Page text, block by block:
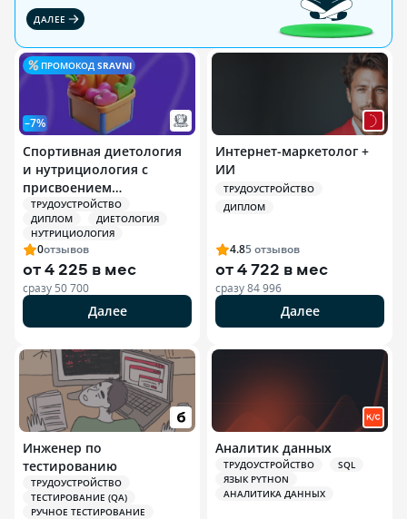
ДАЛЕЕ
ПРОМОКОД SRAVNI
–7%
Спортивная диетология
и нутрициология с
присвоением
квалификации
Специалист по
спортивной
нутрициологии
ТРУДОУСТРОЙСТВО
ДИПЛОМ
ДИЕТОЛОГИЯ
НУТРИЦИОЛОГИЯ
0отзывов
от4 225 в мес
сразу 50 700
Далее
Интернет-маркетолог +
ИИ
ТРУДОУСТРОЙСТВО
ДИПЛОМ
4.85отзывов
от4 722 в мес
сразу84 996
Далее
Инженер по
тестированию
ТРУДОУСТРОЙСТВО
ТЕСТИРОВАНИЕ (QA)
РУЧНОЕ ТЕСТИРОВАНИЕ
Аналитик данных
ТРУДОУСТРОЙСТВО
SQL
ЯЗЫК PYTHON
АНАЛИТИКА ДАННЫХ